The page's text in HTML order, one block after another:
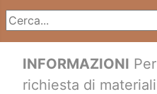
Cerca...
INFORMAZIONI
richiesta di